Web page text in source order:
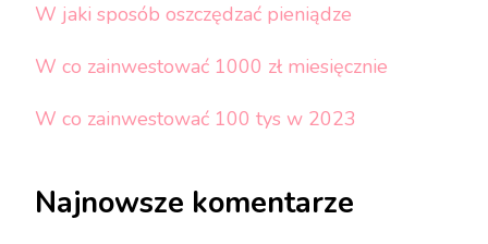
W jaki sposób oszczędzać pieniądze
W co zainwestować 1000 zł miesięcznie
W co zainwestować 100 tys w 2023
Najnowsze komentarze